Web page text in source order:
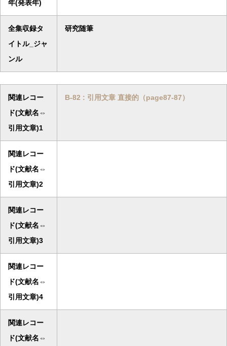
年(発表年)
全集収録タ
イトル_ジャ
ンル
研究随筆
関連レコー
ド(文献名⇔
引用文章)1
B-82 : 引用文章 直接的（page87-87）
関連レコー
ド(文献名⇔
引用文章)2
関連レコー
ド(文献名⇔
引用文章)3
関連レコー
ド(文献名⇔
引用文章)4
関連レコー
ド(文献名⇔